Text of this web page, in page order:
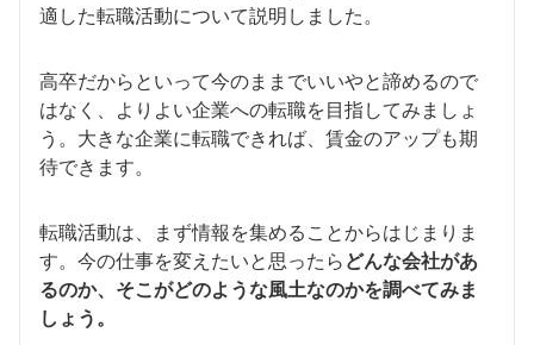
適した転職活動について説明しました。
高卒だからといって今のままでいいやと諦めるので
はなく、よりよい企業への転職を目指してみましょ
う。大きな企業に転職できれば、賃金のアップも期
待できます。
転職活動は、まず情報を集めることからはじまりま
す。今の仕事を変えたいと思ったら どんな会社があ
るのか、そこがどのような風土なのかを調べてみま
しょう。